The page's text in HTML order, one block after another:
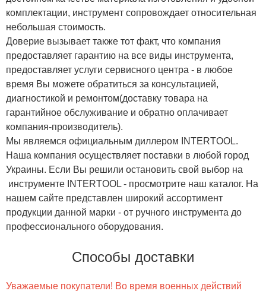
комплектации, инструмент сопровождает относительная
небольшая стоимость.
Доверие вызывает также тот факт, что компания
предоставляет гарантию на все виды инструмента,
предоставляет услуги сервисного центра - в любое
время Вы можете обратиться за консультацией,
диагностикой и ремонтом(доставку товара на
гарантийное обслуживание и обратно оплачивает
компания-производитель).
Мы являемся официальным диллером INTERTOOL.
Наша компания осуществляет поставки в любой город
Украины. Если Вы решили остановить свой выбор на
инструменте INTERTOOL - просмотрите наш каталог. На
нашем сайте представлен широкий ассортимент
продукции данной марки - от ручного инструмента до
профессионального оборудования.
Способы доставки
Уважаемые покупатели! Во время военных действий